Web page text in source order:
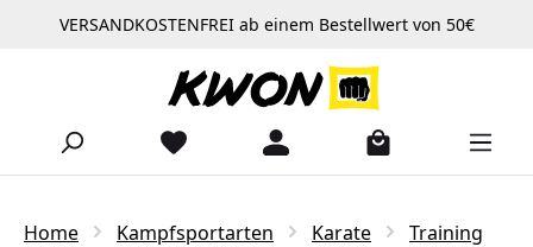
Zum Hauptinhalt springen
VERSANDKOSTENFREI ab einem Bestellwert von 50€
Home Kampfsportarten Karate Training